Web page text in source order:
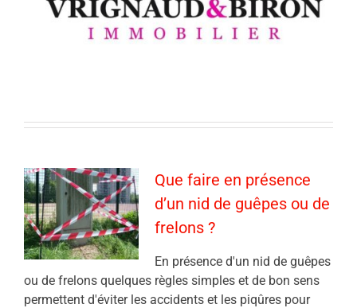
Que faire en présence
d’un nid de guêpes ou de
frelons ?
En présence d'un nid de guêpes
ou de frelons quelques règles simples et de bon sens
permettent d'éviter les accidents et les piqûres pour